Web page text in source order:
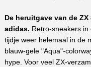
De heruitgave van de
adidas. Retro-sneakers
tijdje weer helemaal in de
blauw-gele "Aqua"-
hype. Voor veel ZX-